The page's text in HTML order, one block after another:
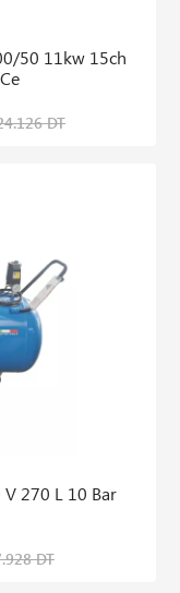
50 11kw 15ch
DT
270 L 10 Bar
DT